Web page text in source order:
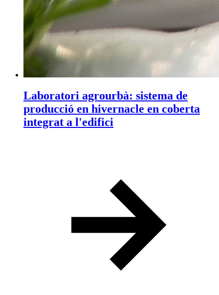
Laboratori agrourbà: sistema de
producció en hivernacle en coberta
integrat a l'edifici